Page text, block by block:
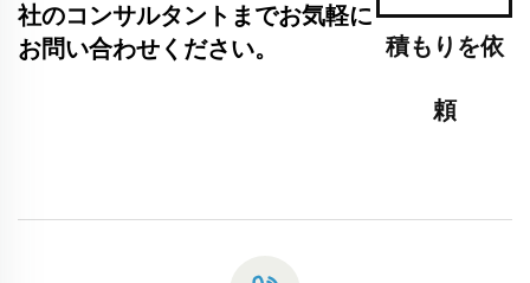
社のコンサルタントまでお気軽に
お問い合わせください。
積もりを依
頼